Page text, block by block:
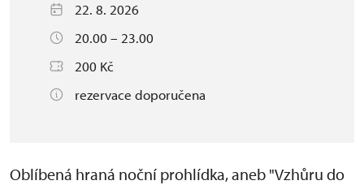
22. 8. 2026
20.00 – 23.00
200 Kč
rezervace doporučena
Oblíbená hraná noční prohlídka, aneb "Vzhůru do